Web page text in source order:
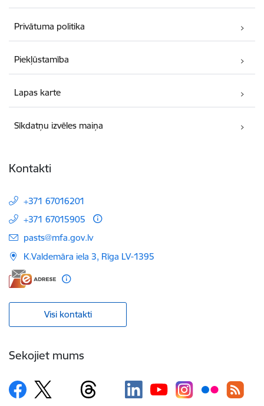
Privātuma politika
Piekļūstamība
Lapas karte
Sīkdatņu izvēles maiņa
Kontakti
+371 67016201
+371 67015905
E-pasts:
pasts@mfa.gov.lv
K.Valdemāra iela 3, Rīga LV-1395
Visi kontakti
Sekojiet mums